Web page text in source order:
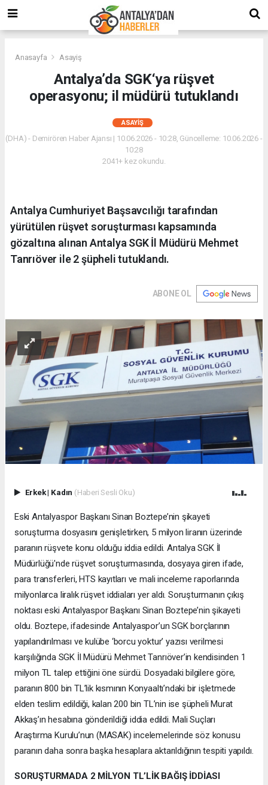
Anasayfa Asayiş
Antalya’da SGK‘ya rüşvet
operasyonu; il müdürü tutuklandı
ASAYIŞ
(DHA) - Demirören Haber Ajansı | 10.06.2026 - 10:28, Güncelleme: 10.06.2026 -
10:28
2041+ kez okundu.
Antalya Cumhuriyet Başsavcılığı tarafından
yürütülen rüşvet soruşturması kapsamında
gözaltına alınan Antalya SGK İl Müdürü Mehmet
Tanrıöver ile 2 şüpheli tutuklandı.
ABONE OL
Erkek| Kadın (Haberi Sesli Oku)
Eski Antalyaspor Başkanı Sinan Boztepe’nin şikayeti
soruşturma dosyasını genişletirken, 5 milyon liranın üzerinde
paranın rüşvete konu olduğu iddia edildi. Antalya SGK İl
Müdürlüğü'nde rüşvet soruşturmasında, dosyaya giren ifade,
para transferleri, HTS kayıtları ve mali inceleme raporlarında
milyonlarca liralık rüşvet iddiaları yer aldı. Soruşturmanın çıkış
noktası eski Antalyaspor Başkanı Sinan Boztepe’nin şikayeti
oldu. Boztepe, ifadesinde Antalyaspor’un SGK borçlarının
yapılandırılması ve kulübe ‘borcu yoktur’ yazısı verilmesi
karşılığında SGK İl Müdürü Mehmet Tanrıöver’in kendisinden 1
milyon TL talep ettiğini öne sürdü. Dosyadaki bilgilere göre,
paranın 800 bin TL’lik kısmının Konyaaltı’ndaki bir işletmede
elden teslim edildiği, kalan 200 bin TL’nin ise şüpheli Murat
Akkaş’ın hesabına gönderildiği iddia edildi. Mali Suçları
Araştırma Kurulu’nun (MASAK) incelemelerinde söz konusu
paranın daha sonra başka hesaplara aktarıldığının tespiti yapıldı.
SORUŞTURMADA 2 MİLYON TL’LİK BAĞIŞ İDDİASI